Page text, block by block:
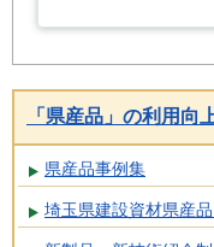
「県産品」の利用向
県産品事例集
埼玉県建設資材県産